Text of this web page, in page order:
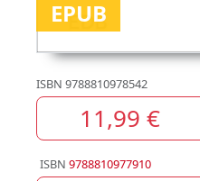
EPUB
ISBN 9788810978542
11,99 €
ISBN 9788810977910